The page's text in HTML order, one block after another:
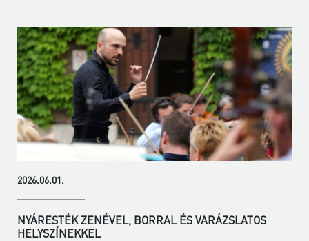
2026.06.01.
NYÁRESTÉK ZENÉVEL, BORRAL ÉS VARÁZSLATOS
HELYSZÍNEKKEL